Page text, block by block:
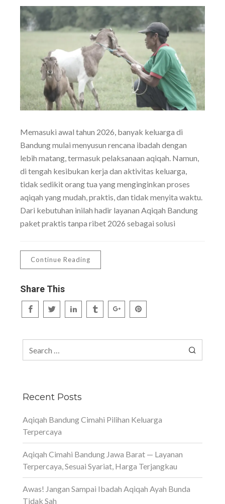
Memasuki awal tahun 2026, banyak keluarga di
Bandung mulai menyusun rencana ibadah dengan
lebih matang, termasuk pelaksanaan aqiqah. Namun,
di tengah kesibukan kerja dan aktivitas keluarga,
tidak sedikit orang tua yang menginginkan proses
aqiqah yang mudah, praktis, dan tidak menyita waktu.
Dari kebutuhan inilah hadir layanan Aqiqah Bandung
paket praktis tanpa ribet 2026 sebagai solusi
Continue Reading
Share This
Recent Posts
Aqiqah Bandung Cimahi Pilihan Keluarga
Terpercaya
Aqiqah Cimahi Bandung Jawa Barat — Layanan
Terpercaya, Sesuai Syariat, Harga Terjangkau
Awas! Jangan Sampai Ibadah Aqiqah Ayah Bunda
Tidak Sah